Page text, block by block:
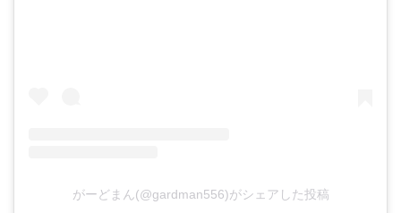
がーどまん(@gardman556)がシェアした投稿